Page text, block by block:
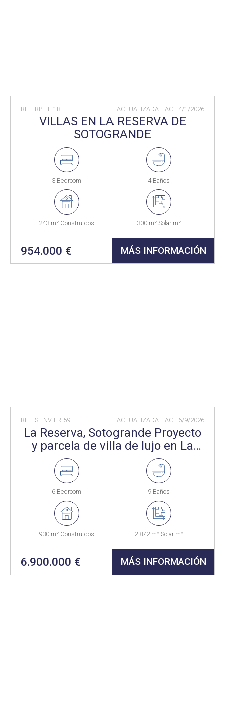
REF: RP-FL-1B ACTUALIZADA HACE 4/1/2026
VILLAS EN LA RESERVA DE
SOTOGRANDE
3 Bedroom 4 Baños
243 m² Construidos 300 m² Solar m²
954.000 € MÁS INFORMACIÓN
REF: ST-NV-LR-59 ACTUALIZADA HACE 6/9/2026
La Reserva, Sotogrande Proyecto
y parcela de villa de lujo en La
6 Bedroom 9 Baños
930 m² Construidos 2.872 m² Solar m²
6.900.000 € MÁS INFORMACIÓN